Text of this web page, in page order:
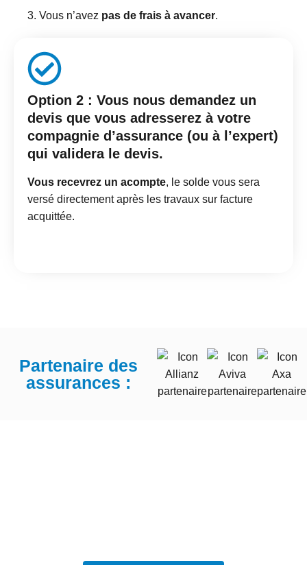
3. Vous n’avez pas de frais à avancer.
Option 2 : Vous nous demandez un
devis que vous adresserez à votre
compagnie d’assurance (ou à l’expert)
qui validera le devis.
Vous recevrez un acompte, le solde vous sera
versé directement après les travaux sur facture
acquittée.
Partenaire des
assurances :